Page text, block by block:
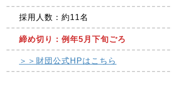
採用人数：約11名
締め切り：例年5月下旬ごろ
＞＞財団公式HPはこちら